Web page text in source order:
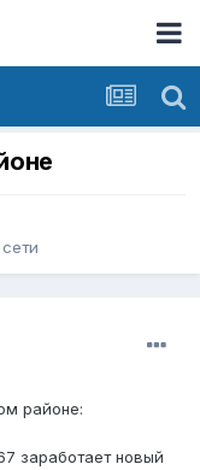
районе:
заработает новый